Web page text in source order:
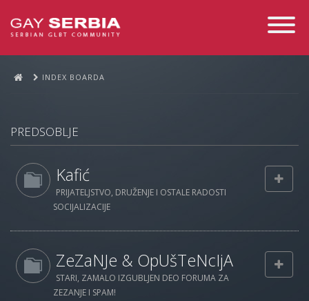
Toggle
INDEX BOARDA
PREDSOBLJE
Kafić
PRIJATELJSTVO, DRUŽENJE I OSTALE RADOSTI
SOCIJALIZACIJE
ZeZaNJe & OpUšTeNcIjA
STARI, ZAMALO IZGUBLJEN DEO FORUMA ZA
ZEZANJE I SPAM!